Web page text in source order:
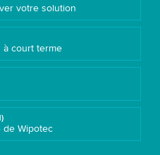
votre solution
à court terme
de Wipotec